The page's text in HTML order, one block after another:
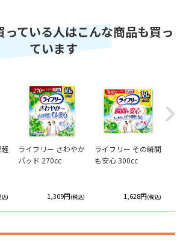
っている人はこんな商品も買っ
ています
込)
ライフリー さわやか
パッド 270cc
1,309円(税込)
ライフリー その瞬間
も安心 300cc
1,628円(税込)
Next